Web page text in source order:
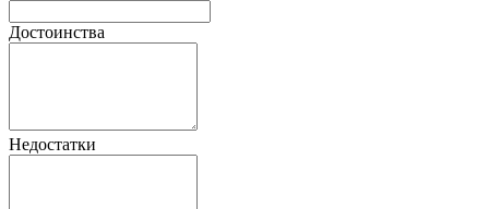
Достоинства
Недостатки